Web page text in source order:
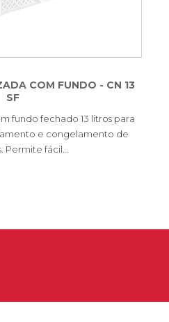
COM FUNDO - CN 13
SF
fundo fechado 13 litros para
e congelamento de
Permite fácil…